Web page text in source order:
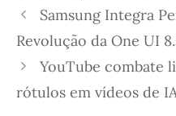
Samsung Integra
Revolução da One UI
YouTube combate
rótulos em vídeos de